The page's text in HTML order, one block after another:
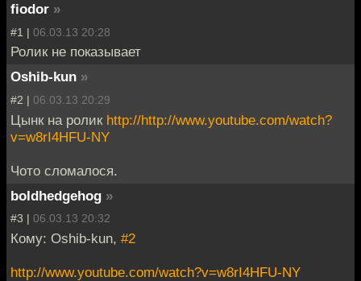
fiodor »
#1 | 06.03.13 20:28
Ролик не показывает
Oshib-kun »
#2 | 06.03.13 20:29
Цынк на ролик http://http://www.youtube.com/watch?
v=w8rI4HFU-NY
Чото сломалося.
boldhedgehog »
#3 | 06.03.13 20:32
Кому: Oshib-kun, #2
http://www.youtube.com/watch?v=w8rI4HFU-NY